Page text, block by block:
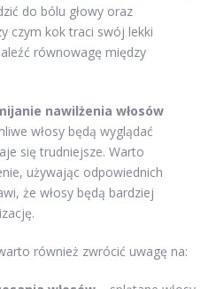
do bólu głowy oraz
czym kok traci swój lekki
równowagę między
nawilżenia włosów
włosy będą wyglądać
się trudniejsze. Warto
używając odpowiednich
że włosy będą bardziej
również zwrócić uwagę na: